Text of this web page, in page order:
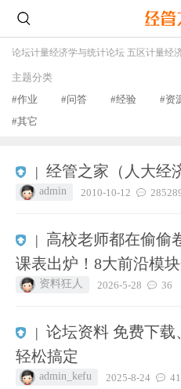
论坛计量经济学与统计论坛 五区计量经
主题分类
#作业
#问答 #经验 #资
#其它
| 经管之家（人大经
admin 2010-10-12
| 高校老师都在偷偷
课表出炉！8大前沿模
资料狂人 2026-5-28 36
| 论坛资料 免费下载
轻松搞定
admin_kefu 2025-8-24 41